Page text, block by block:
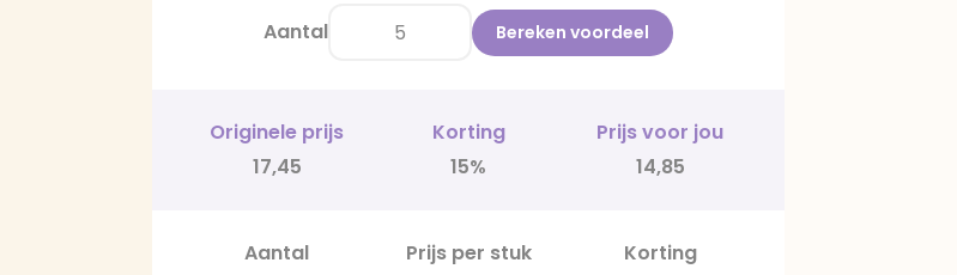
Aantal Bereken voordeel
Originele prijs Korting
Prijs voor jou
17,45
15% 14,85
Aantal Prijs per stuk
Korting